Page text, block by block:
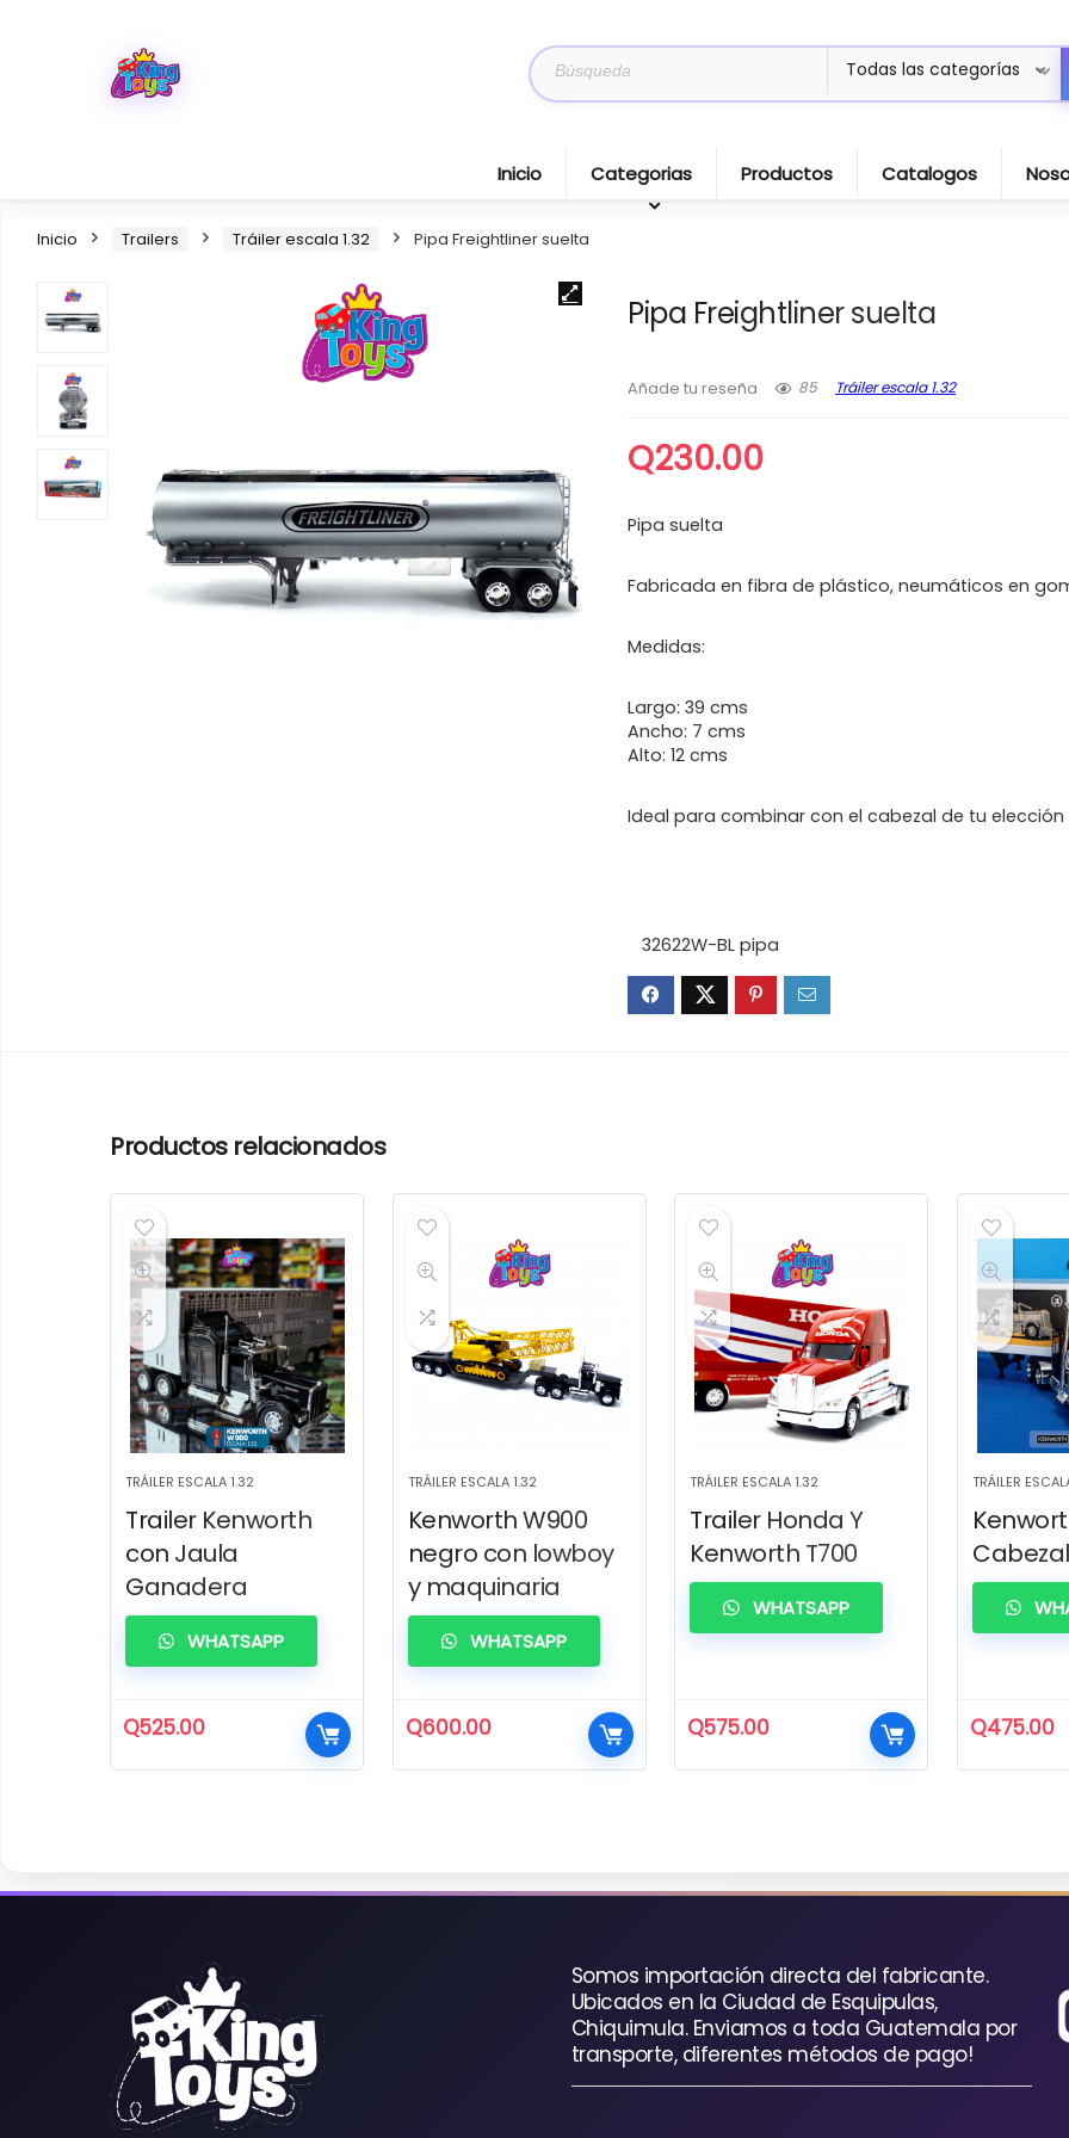
Search
for:
Todas las categorías
Inicio Categorias Productos Catalogos
Inicio Trailers Tráiler escala 1.32 Pipa Freightliner suelta
Pipa Freightliner suelta
Añade tu reseña 85 Tráiler escala 1.32
Q230.00
Pipa suelta
Fabricada en fibra de plástico, neumáticos en
Medidas:
Largo: 39 cms
Ancho: 7 cms
Alto: 12 cms
Ideal para combinar con el cabezal de tu elección
32622W-BL pipa
Productos relacionados
TRÁILER ESCALA 1.32
Trailer Kenworth
con Jaula
Ganadera
Q525.00
WHATSAPP
TRÁILER ESCALA 1.32
Kenworth W900
negro con lowboy
y maquinaria
Q600.00
WHATSAPP
TRÁILER ESCALA 1.32
Trailer Honda Y
Kenworth T700
Q575.00
WHATSAPP
TRÁILER
Q475.00
Somos importación directa del fabricante.
Ubicados en la Ciudad de Esquipulas,
Chiquimula. Enviamos a toda Guatemala por
transporte, diferentes métodos de pago!